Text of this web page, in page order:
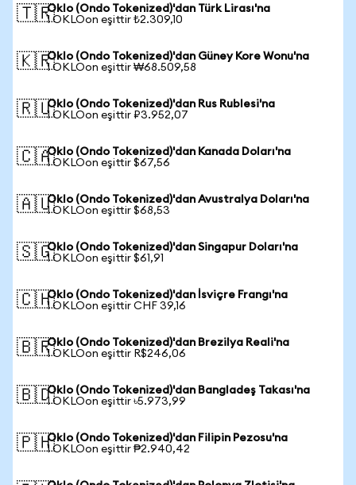
🇹🇷Oklo (Ondo Tokenized)'dan Türk Lirası'na
1 OKLOon eşittir ₺2.309,10
🇰🇷Oklo (Ondo Tokenized)'dan Güney Kore Wonu'na
1 OKLOon eşittir ₩68.509,58
🇷🇺Oklo (Ondo Tokenized)'dan Rus Rublesi'na
1 OKLOon eşittir ₽3.952,07
🇨🇦Oklo (Ondo Tokenized)'dan Kanada Doları'na
1 OKLOon eşittir $67,56
🇦🇺Oklo (Ondo Tokenized)'dan Avustralya Doları'na
1 OKLOon eşittir $68,53
🇸🇬Oklo (Ondo Tokenized)'dan Singapur Doları'na
1 OKLOon eşittir $61,91
🇨🇭Oklo (Ondo Tokenized)'dan İsviçre Frangı'na
1 OKLOon eşittir CHF 39,16
🇧🇷Oklo (Ondo Tokenized)'dan Brezilya Reali'na
1 OKLOon eşittir R$246,06
🇧🇩Oklo (Ondo Tokenized)'dan Bangladeş Takası'na
1 OKLOon eşittir ৳5.973,99
🇵🇭Oklo (Ondo Tokenized)'dan Filipin Pezosu'na
1 OKLOon eşittir ₱2.940,42